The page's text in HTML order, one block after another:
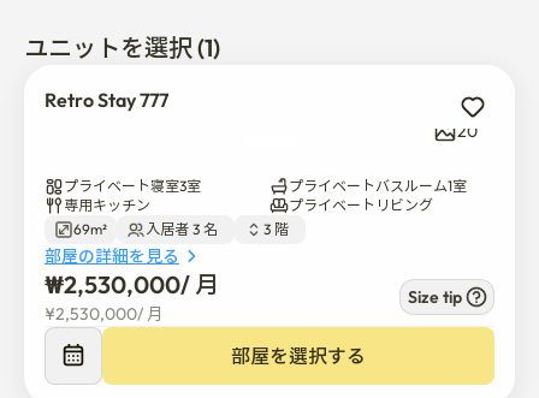
    - 必要に応じて簡易マットレスが用意されています。
💌予約前 1️⃣訪問目的 2️⃣期間 3️⃣人数作成後チャット
▪️出入りは非対面で行います。
▪️チェックイン午後3時、チェックアウト午前11時。
▪️ 室内禁煙、ペット禁止
- 事前の協議なしに契約違反をした場合、強制退場と納
付金を直ちに返還することはできません。
▪️ 契約が確定しましたら、入居·利用についてご案内いた
します。
ユニットを選択 (1)
Retro Stay 777
20
プライベート寝室3室
プライベートバスルーム1室
専用キッチン
プライベートリビング
69m²
入居者 3 名 3 階
部屋の詳細を見る
₩2,530,000/ 月
¥2,530,000/ 月
Size tip
部屋を選択する